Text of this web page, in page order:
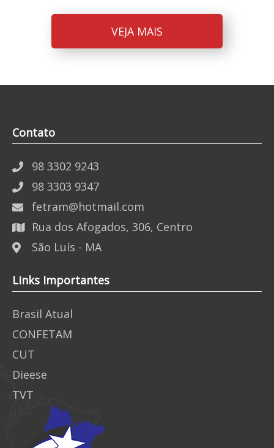
VEJA MAIS
Contato
98 3302 9243
98 3303 9347
fetram@hotmail.com
Rua dos Afogados, 306, Centro
São Luís - MA
Links Importantes
Brasil Atual
CONFETAM
CUT
Dieese
TVT